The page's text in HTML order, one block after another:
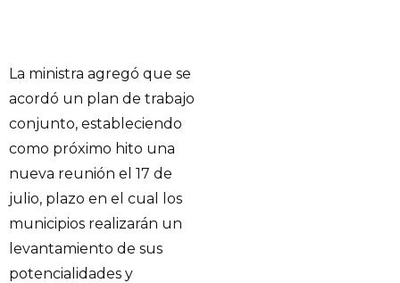
La ministra agregó que se
acordó un plan de trabajo
conjunto, estableciendo
como próximo hito una
nueva reunión el 17 de
julio, plazo en el cual los
municipios realizarán un
levantamiento de sus
potencialidades y